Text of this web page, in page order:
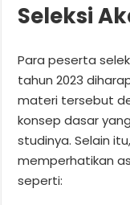
Seleksi
Para peserta
tahun 2023
materi tersebut
konsep dasar
studinya. Selain
memperhatikan
seperti: